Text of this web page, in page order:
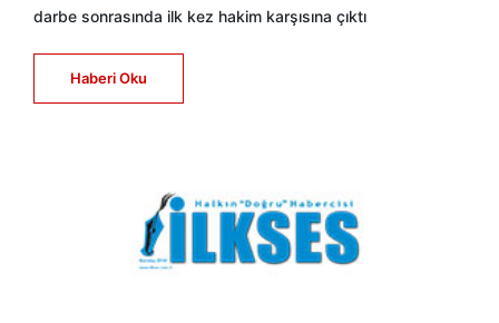
darbe sonrasında ilk kez hakim karşısına çıktı
Haberi Oku